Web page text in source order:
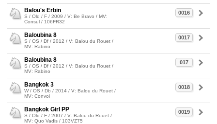
0016
Balou's Erbin
S / Old / F / 2009 / V: Be Bravo / MV:
Consul / 106FR32
0017
Baloubina 8
S / OS / Df / 2012 / V: Balou du Rouet /
MV: Rabino
017
Baloubina 8
S / OS / Df / 2012 / V: Balou du Rouet /
MV: Rabino
0018
Bangkok 3
W / OS / Db / 2014 / V: Balou du Rouet /
MV: Convoi
0019
Bangkok Girl PP
S / Old / F / 2007 / V: Balou du Rouet /
MV: Quo Vadis / 103VZ75